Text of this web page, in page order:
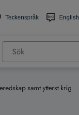
Teckenspråk English
samt ytterst krig